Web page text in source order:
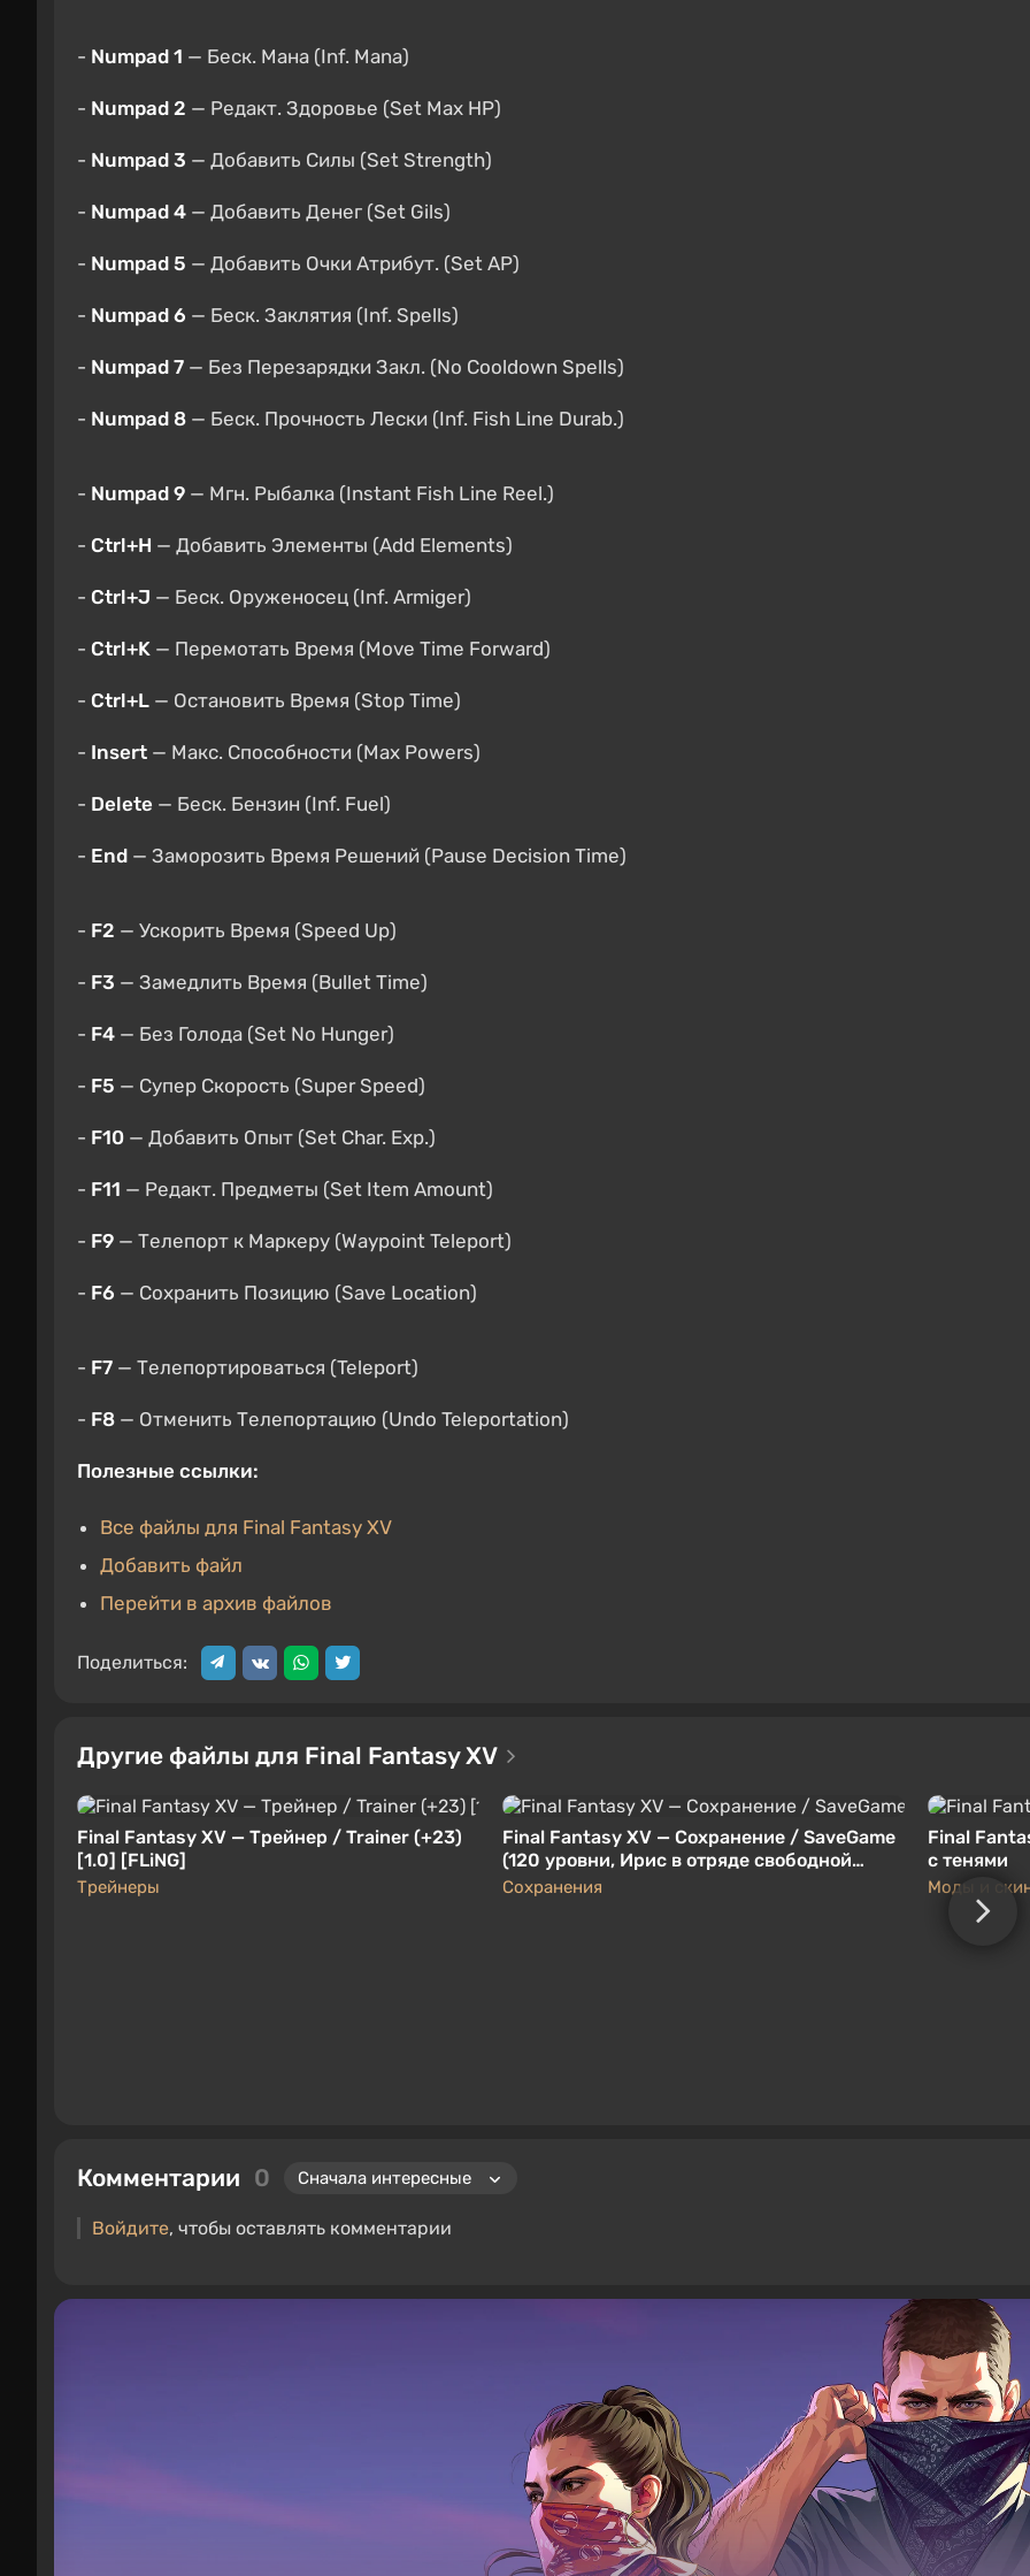
- Numpad 1 — Беск. Мана (Inf. Mana)
- Numpad 2 — Редакт. Здоровье (Set Max HP)
- Numpad 3 — Добавить Силы (Set Strength)
- Numpad 4 — Добавить Денег (Set Gils)
- Numpad 5 — Добавить Очки Атрибут. (Set AP)
- Numpad 6 — Беск. Заклятия (Inf. Spells)
- Numpad 7 — Без Перезарядки Закл. (No Cooldown Spells)
- Numpad 8 — Беск. Прочность Лески (Inf. Fish Line Durab.)
- Numpad 9 — Мгн. Рыбалка (Instant Fish Line Reel.)
- Ctrl+H — Добавить Элементы (Add Elements)
- Ctrl+J — Беск. Оруженосец (Inf. Armiger)
- Ctrl+K — Перемотать Время (Move Time Forward)
- Ctrl+L — Остановить Время (Stop Time)
- Insert — Макс. Способности (Max Powers)
- Delete — Беск. Бензин (Inf. Fuel)
- End — Заморозить Время Решений (Pause Decision Time)
- F2 — Ускорить Время (Speed Up)
- F3 — Замедлить Время (Bullet Time)
- F4 — Без Голода (Set No Hunger)
- F5 — Супер Скорость (Super Speed)
- F10 — Добавить Опыт (Set Char. Exp.)
- F11 — Редакт. Предметы (Set Item Amount)
- F9 — Телепорт к Маркеру (Waypoint Teleport)
- F6 — Сохранить Позицию (Save Location)
- F7 — Телепортироваться (Teleport)
- F8 — Отменить Телепортацию (Undo Teleportation)
Полезные ссылки:
Все файлы для Final Fantasy XV
Добавить файл
Перейти в архив файлов
Поделиться:
Другие файлы для Final Fantasy XV
Final Fantasy XV — Трейнер / Trainer (+23)
[1.0] [FLiNG]
Трейнеры
Final Fantasy XV — Сохранение / SaveGame
(120 уровни, Ирис в отряде свободной
игры, собраны самые вкусные плюшки)
Сохранения
Final
с тенями
Моды и
Комментарии 0
Войдите, чтобы оставлять комментарии